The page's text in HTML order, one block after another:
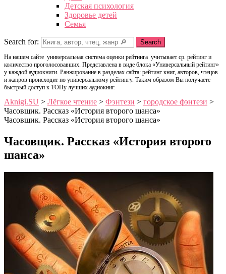
Детская психология
Здоровье детей
Семья
Search for: Search
На нашем сайте универсальная система оценки рейтинга учитывает ср. рейтинг и
количество проголосовавших. Представлена в виде блока «Универсальный рейтинг»
у каждой аудиокниги. Ранжирование в разделах сайта: рейтинг книг, авторов, чтецов
и жанров происходит по универсальному рейтингу. Таким образом Вы получаете
быстрый доступ к ТОПу лучших аудиокниг.
Aknigi.SU > Лёгкое чтение > Фэнтези > городское фэнтези >
Часовщик. Рассказ «История второго шанса»
Часовщик. Рассказ «История второго шанса»
Часовщик. Рассказ «История второго
шанса»